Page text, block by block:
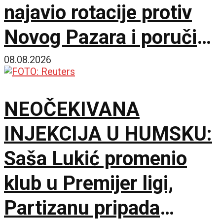
najavio rotacije protiv
Novog Pazara i poručio
– Nije pitanje života i
maksimum!
08.08.2026
NEOČEKIVANA
INJEKCIJA U HUMSKU:
Saša Lukić promenio
klub u Premijer ligi,
Partizanu pripada